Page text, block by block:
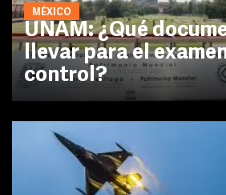
MÉXICO
UNAM: ¿Qué
llevar para el
control?